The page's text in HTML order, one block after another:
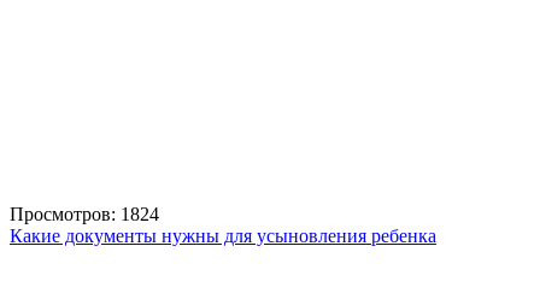
Просмотров: 1824
Какие документы нужны для усыновления ребенка